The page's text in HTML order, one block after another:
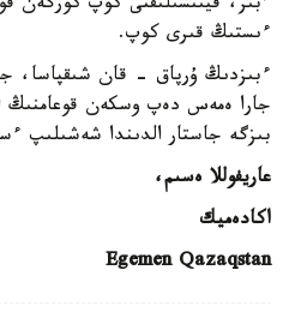
ءبىز، قيىنشىلىقتى كوپ كورگەن
ءىستىڭ قىرى كوپ.
ءبىزدىڭ ۇرپاق - قان شىقپاسا،
جارا ەمەس دەپ وسكەن قوعامنىڭ
بىزگە جاستار الدىندا شەشىلىپ
عاريفوللا ەسىم،
اكادەميك
Egemen Qazaqstan